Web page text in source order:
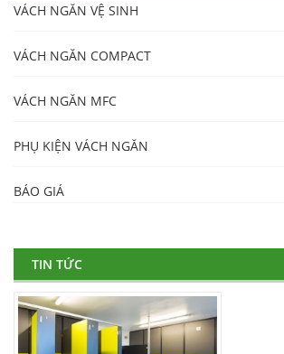
VÁCH NGĂN VỆ SINH
VÁCH NGĂN COMPACT
VÁCH NGĂN MFC
PHỤ KIỆN VÁCH NGĂN
BÁO GIÁ
TIN TỨC